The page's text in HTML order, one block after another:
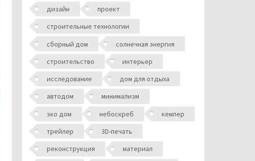
дизайн
проект
строительные технологии
сборный дом
солнечная энергия
строительство
интерьер
исследование
дом для отдыха
автодом
минимализм
эко дом
небоскреб
кемпер
трейлер
3D-печать
реконструкция
материал